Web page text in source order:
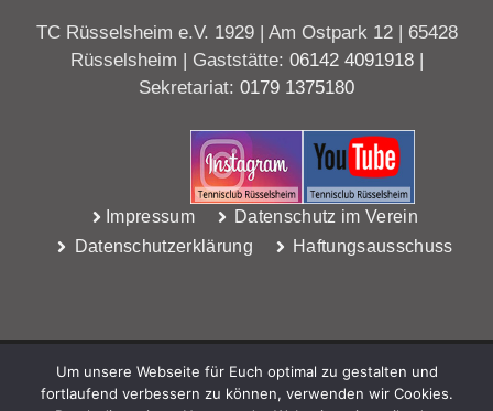
TC Rüsselsheim e.V. 1929 | Am Ostpark 12 | 65428
Rüsselsheim | Gaststätte: 06142 4091918|
Sekretariat: 0179 1375180
Impressum
Datenschutz im Verein
Datenschutzerklärung
Haftungsausschuss
Um unsere Webseite für Euch optimal zu gestalten und
fortlaufend verbessern zu können, verwenden wir Cookies.